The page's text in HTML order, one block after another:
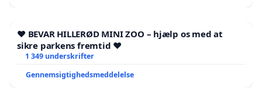
❤️ BEVAR HILLERØD MINI ZOO – hjælp os med at
sikre parkens fremtid ❤️
1 349 underskrifter
Gennemsigtighedsmeddelelse